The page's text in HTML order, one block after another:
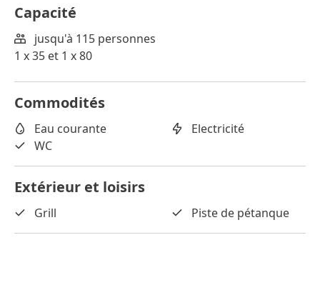
Capacité
jusqu'à 115 personnes
1 x 35 et 1 x 80
Commodités
Eau courante
Electricité
WC
Extérieur et loisirs
Grill Piste de pétanque